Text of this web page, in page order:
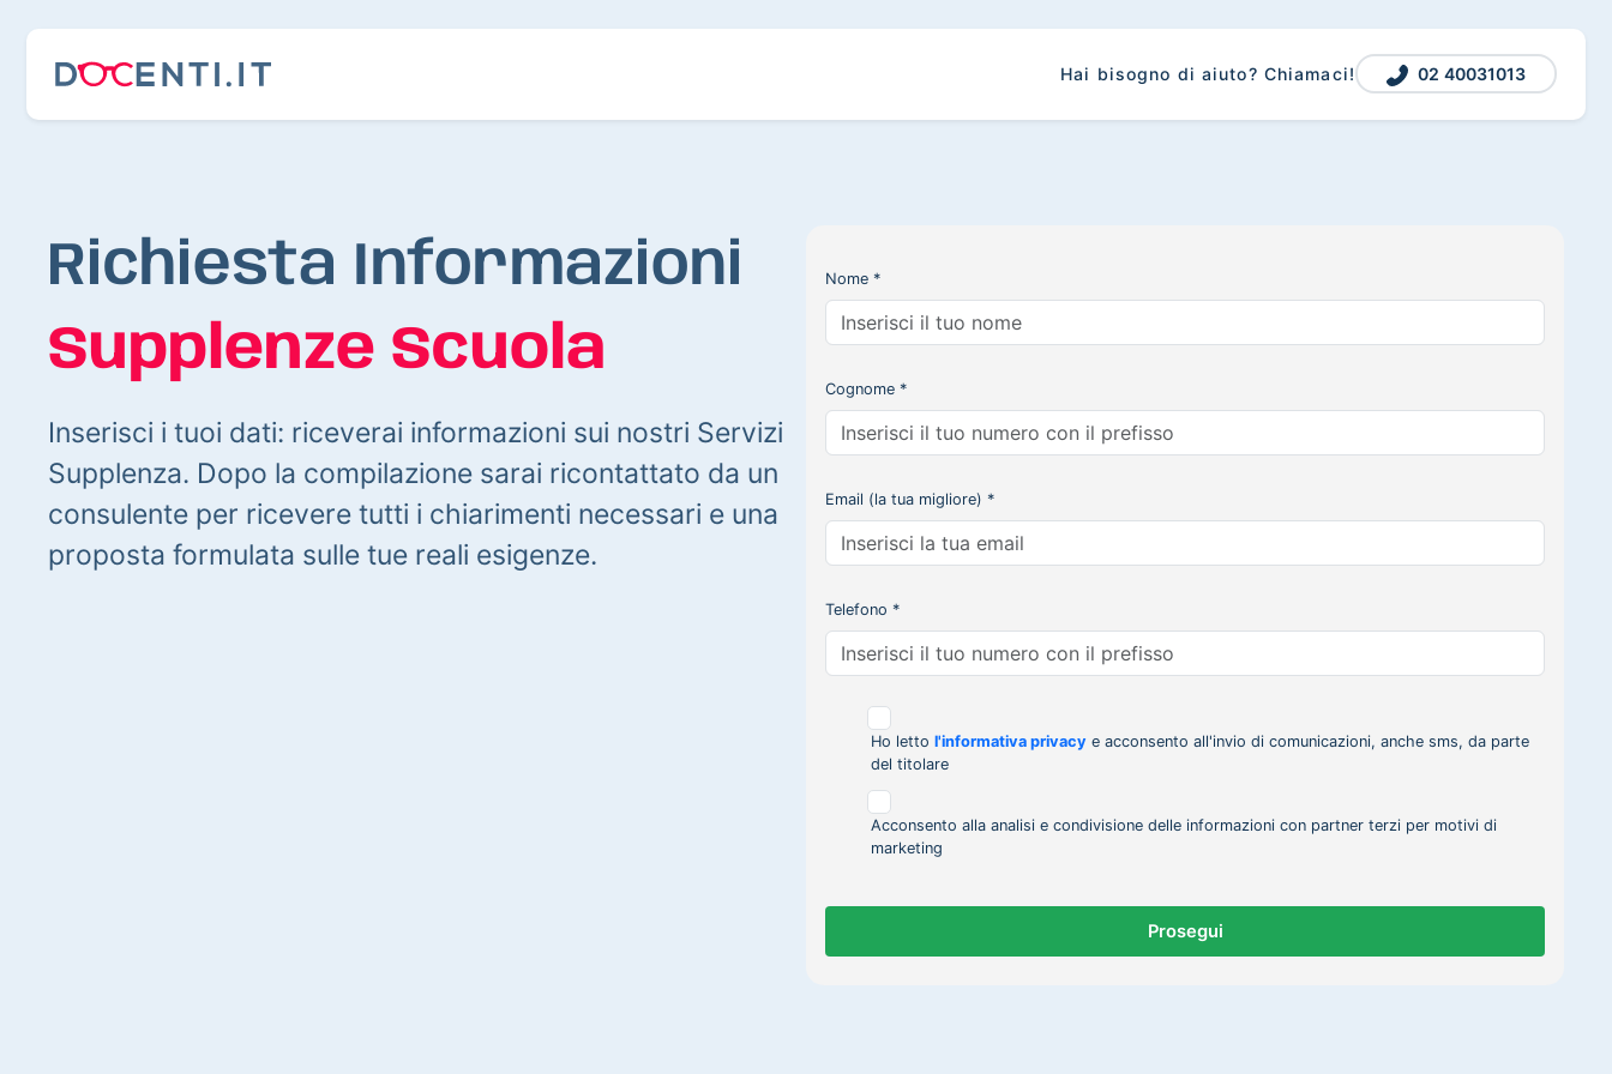
Hai bisogno di aiuto? Chiamaci! 02 40031013
Richiesta Informazioni
Supplenze Scuola
Inserisci i tuoi dati: riceverai informazioni sui nostri Servizi
Supplenza. Dopo la compilazione sarai ricontattato da un
consulente per ricevere tutti i chiarimenti necessari e una
proposta formulata sulle tue reali esigenze.
Nome *
Cognome *
Email (la tua migliore) *
Telefono *
Ho letto l'informativa privacy e acconsento all'invio di comunicazioni, anche sms, da parte
del titolare
Acconsento alla analisi e condivisione delle informazioni con partner terzi per motivi di
marketing